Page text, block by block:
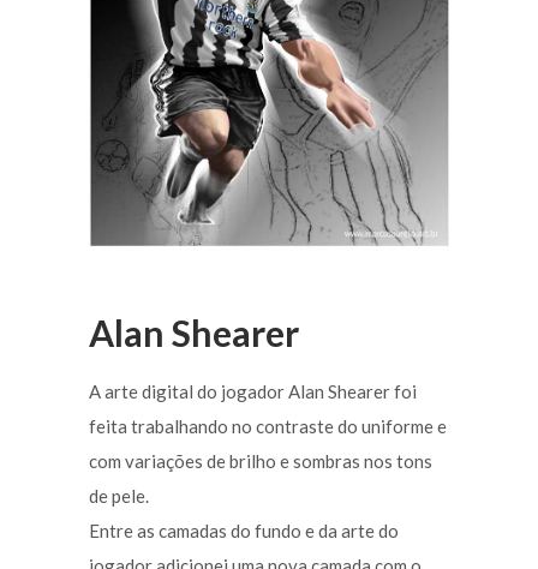
Alan Shearer
A arte digital do jogador Alan Shearer foi
feita trabalhando no contraste do uniforme e
com variações de brilho e sombras nos tons
de pele.
Entre as camadas do fundo e da arte do